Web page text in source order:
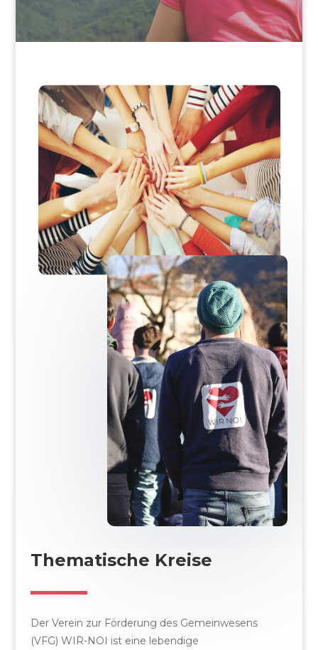
Thematische Kreise
Der Verein zur Förderung des Gemeinwesens
(VFG) WIR-NOI ist eine lebendige